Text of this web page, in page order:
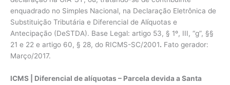
enquadrado no Simples Nacional, na Declaração Eletrônica de
Substituição Tributária e Diferencial de Alíquotas e
Antecipação (DeSTDA). Base Legal: artigo 53, § 1º, III, “g”, §§
21 e 22 e artigo 60, § 28, do RICMS-SC/2001. Fato gerador:
Março/2017.
ICMS | Diferencial de alíquotas – Parcela devida a Santa